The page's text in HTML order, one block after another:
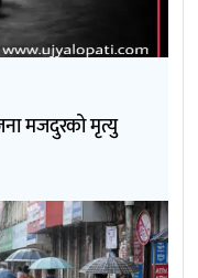
मजदुरको मृत्यु